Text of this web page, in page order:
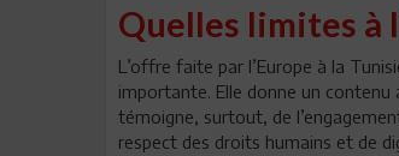
Quelles limites à
L’offre faite par l’Europe à la
importante. Elle donne un
témoigne, surtout, de
respect des droits humains et de